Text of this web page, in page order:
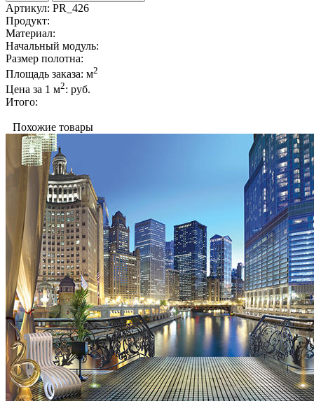
Артикул: PR_426
Продукт:
Материал:
Начальный модуль:
Размер полотна:
Площадь заказа: м2
Цена за 1 м2: руб.
Итого:
Похожие товары